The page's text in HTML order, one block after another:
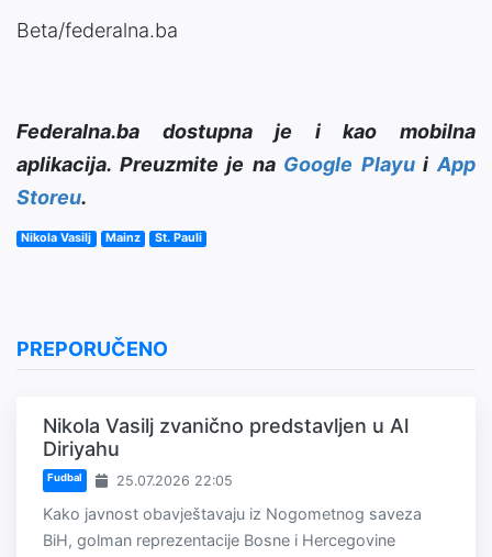
Beta/federalna.ba
Federalna.ba dostupna je i kao mobilna
aplikacija. Preuzmite je na Google PlayuiApp
Storeu.
Nikola Vasilj Mainz St. Pauli
PREPORUČENO
Nikola Vasilj zvanično predstavljen u Al
Diriyahu
Fudbal 25.07.2026 22:05
Kako javnost obavještavaju iz Nogometnog saveza
BiH, golman reprezentacije Bosne i Hercegovine